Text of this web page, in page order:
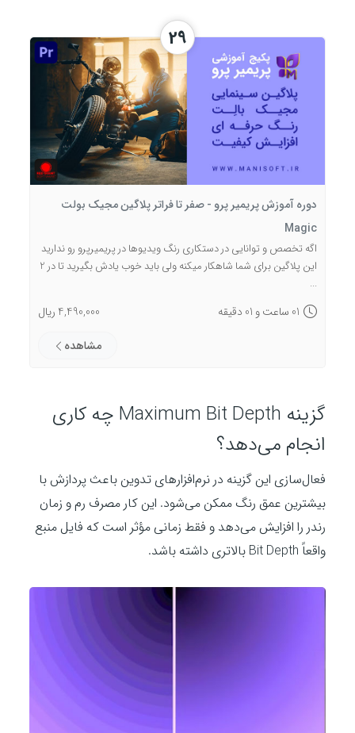
29
دوره آموزش پریمیر پرو - صفر تا فراتر پلاگین مجیک بولت
Magic
اگه تخصص و توانایی در دستکاری رنگ ویدیوها در پریمیرپرو رو ندارید
این پلاگین برای شما شاهکار میکنه ولی باید خوب یادش بگیرید تا در 2
...
01 ساعت و 01 دقیقه
4,490,000 ریال
مشاهده
گزینه Maximum Bit Depth چه کاری
انجام می‌دهد؟
فعال‌سازی این گزینه در نرم‌افزارهای تدوین باعث پردازش با
بیشترین عمق رنگ ممکن می‌شود. این کار مصرف رم و زمان
رندر را افزایش می‌دهد و فقط زمانی مؤثر است که فایل منبع
واقعاً Bit Depth بالاتری داشته باشد.